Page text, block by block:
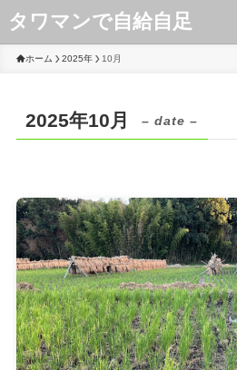
タワマンで自給自足
ホーム 2025年 10月
2025年10月 – date –